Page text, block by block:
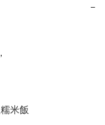
−
米飯